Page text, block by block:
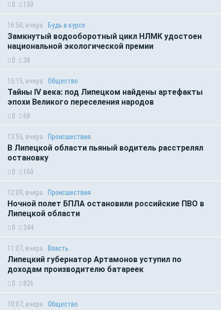
0 150
16:50, вчера Будь в курсе
Замкнутый водооборотный цикл НЛМК удостоен
национальной экологической премии
0 38
15:15, вчера Общество
Тайны IV века: под Липецком найдены артефакты
эпохи Великого переселения народов
0 68
13:55, вчера Происшествия
В Липецкой области пьяный водитель расстрелял
остановку
0 160
12:09, вчера Происшествия
Ночной полет БПЛА остановили российские ПВО в
Липецкой области
0 344
11:07, вчера Власть
Липецкий губернатор Артамонов уступил по
доходам производителю батареек
0 826
10:07, вчера Общество